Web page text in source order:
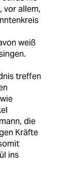
vor allem,
weiß
treffen
die
Kräfte
ins